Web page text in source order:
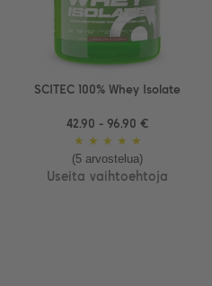
SCITEC 100% Whey Isolate
42.90 - 96.90 €
★ ★ ★ ★ ★
(5 arvostelua)
Useita vaihtoehtoja